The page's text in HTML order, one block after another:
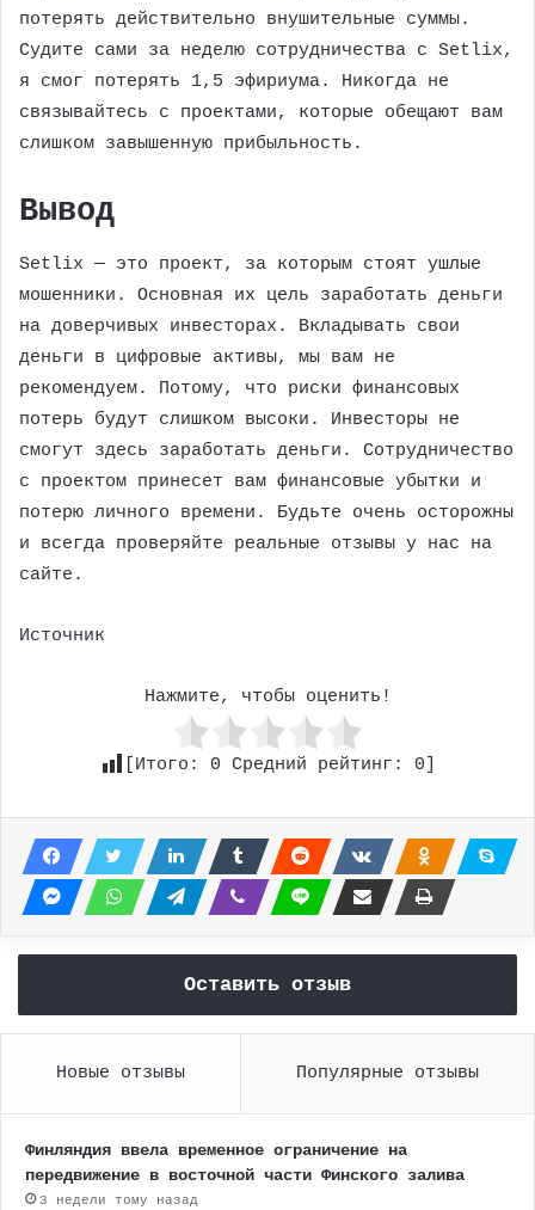
потерять действительно внушительные суммы.
Судите сами за неделю сотрудничества с Setlix,
я смог потерять 1,5 эфириума. Никогда не
связывайтесь с проектами, которые обещают вам
слишком завышенную прибыльность.
Вывод
Setlix — это проект, за которым стоят ушлые
мошенники. Основная их цель заработать деньги
на доверчивых инвесторах. Вкладывать свои
деньги в цифровые активы, мы вам не
рекомендуем. Потому, что риски финансовых
потерь будут слишком высоки. Инвесторы не
смогут здесь заработать деньги. Сотрудничество
с проектом принесет вам финансовые убытки и
потерю личного времени. Будьте очень осторожны
и всегда проверяйте реальные отзывы у нас на
сайте.
Источник
Нажмите, чтобы оценить!
[Итого: 0 Средний рейтинг: 0
Оставить отзыв
Новые отзывы Популярные отзывы
Финляндия ввела временное ограничение на
передвижение в восточной части Финского залива
3 недели тому назад